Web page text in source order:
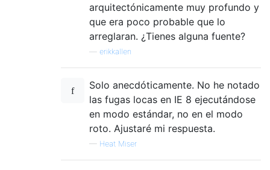
arquitectónicamente muy profundo y
que era poco probable que lo
arreglaran. ¿Tienes alguna fuente?
erikkallen
Solo anecdóticamente. No he notado
las fugas locas en IE 8 ejecutándose
en modo estándar, no en el modo
roto. Ajustaré mi respuesta.
— Heat Miser